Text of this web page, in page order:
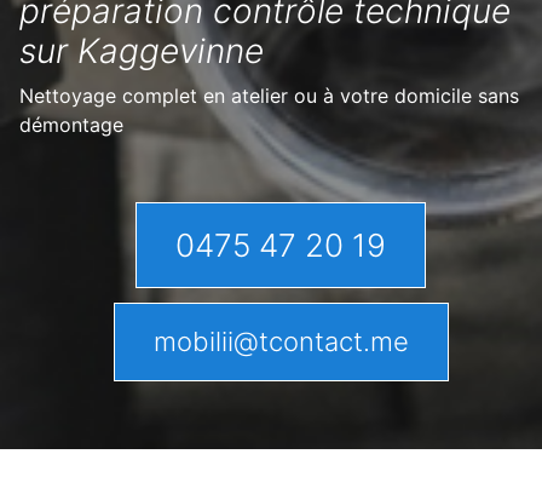
préparation contrôle technique
sur Kaggevinne
Nettoyage complet en atelier ou à votre domicile sans
démontage
0475 47 20 19
mobilii@tcontact.me